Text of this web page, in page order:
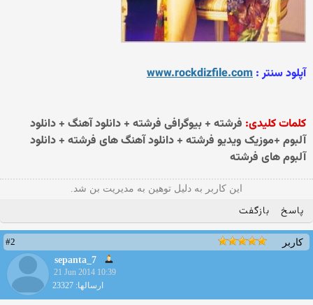
آپلود سنتر : www.rockdizfile.com
کلمات کلیدی: فرشته + بیوگرافی فرشته + دانلود آهنگ + دانلود
آلبوم +موزیک ویدیو فرشته + دانلود آهنگ های فرشته + دانلود
آلبوم های فرشته
این کاربر به دلیل توهین به مدیریت بن شد.
پاسخ بازگفت
کاربر
#2
sepanta_7
21 Jun 2014 10:39
ارسالها: 23327